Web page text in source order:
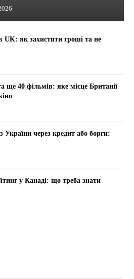
UK: як захистити гроші та не
ще 40 фільмів: яке місце Британії
через кредит або борги:
у Канаді: що треба знати